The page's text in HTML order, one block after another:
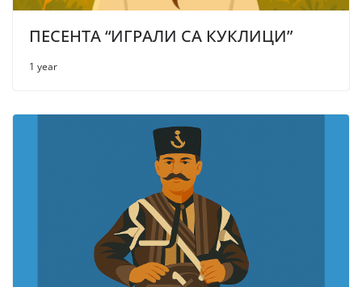
ПЕСЕНТА “ИГРАЛИ СА КУКЛИЦИ”
1 year